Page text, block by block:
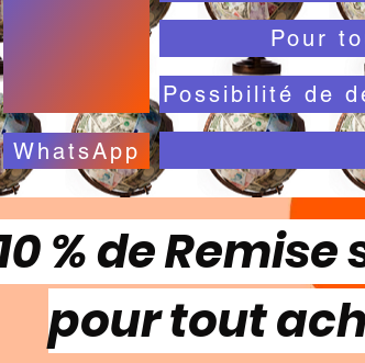
Pour
WhatsApp
% de
pour tout